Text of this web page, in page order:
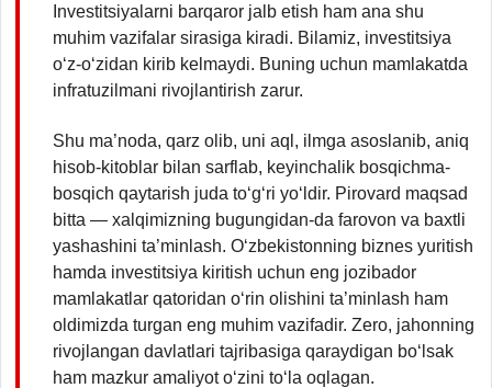
Investitsiyalarni barqaror jalb etish ham ana shu
muhim vazifalar sirasiga kiradi. Bilamiz, investitsiya
o‘z-o‘zidan kirib kelmaydi. Buning uchun mamlakatda
infratuzilmani rivojlantirish zarur.
Shu ma’noda, qarz olib, uni aql, ilmga asoslanib, aniq
hisob-kitoblar bilan sarflab, keyinchalik bosqichma-
bosqich qaytarish juda to‘g‘ri yo‘ldir. Pirovard maqsad
bitta — xalqimizning bugungidan-da farovon va baxtli
yashashini ta’minlash. O‘zbekistonning biznes yuritish
hamda investitsiya kiritish uchun eng jozibador
mamlakatlar qatoridan o‘rin olishini ta’minlash ham
oldimizda turgan eng muhim vazifadir. Zero, jahonning
rivojlangan davlatlari tajribasiga qaraydigan bo‘lsak
ham mazkur amaliyot o‘zini to‘la oqlagan.